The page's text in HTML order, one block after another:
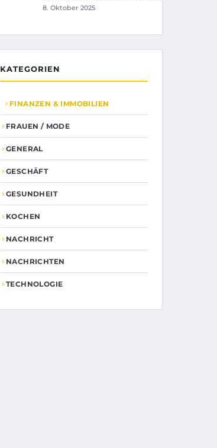
8. Oktober 2025
KATEGORIEN
FINANZEN & IMMOBILIEN
FRAUEN / MODE
GENERAL
GESCHÄFT
GESUNDHEIT
KOCHEN
NACHRICHT
NACHRICHTEN
TECHNOLOGIE